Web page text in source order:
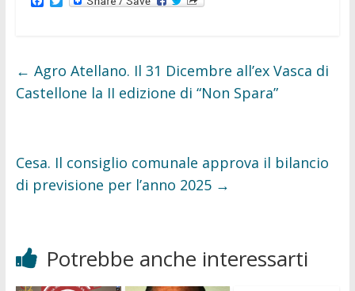
o
o
k
e
r
← Agro Atellano. Il 31 Dicembre all’ex Vasca di
Castellone la II edizione di “Non Spara”
Cesa. Il consiglio comunale approva il bilancio
di previsione per l’anno 2025 →
Potrebbe anche interessarti